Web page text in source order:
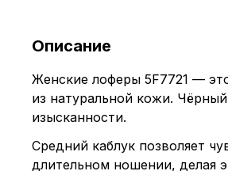
Описание
Женские лоферы 5F7721 —
из натуральной кожи.
изысканности.
Средний каблук позволяет
длительном ношении, делая